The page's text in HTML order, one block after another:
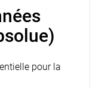
pour la